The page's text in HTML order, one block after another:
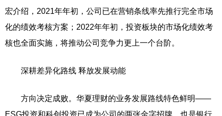
宏介绍，2021年年初，公司已在营销条线率先推行完全市场
化的绩效考核方案；2022年年初，投资板块的市场化绩效考
核也全面实施，将推动公司竞争力更上一个台阶。
深耕差异化路线 释放发展动能
方向决定成败。华夏理财的业务发展路线特色鲜明——
ESG投资和科创投资已成为公司的两张金字招牌，也是银行